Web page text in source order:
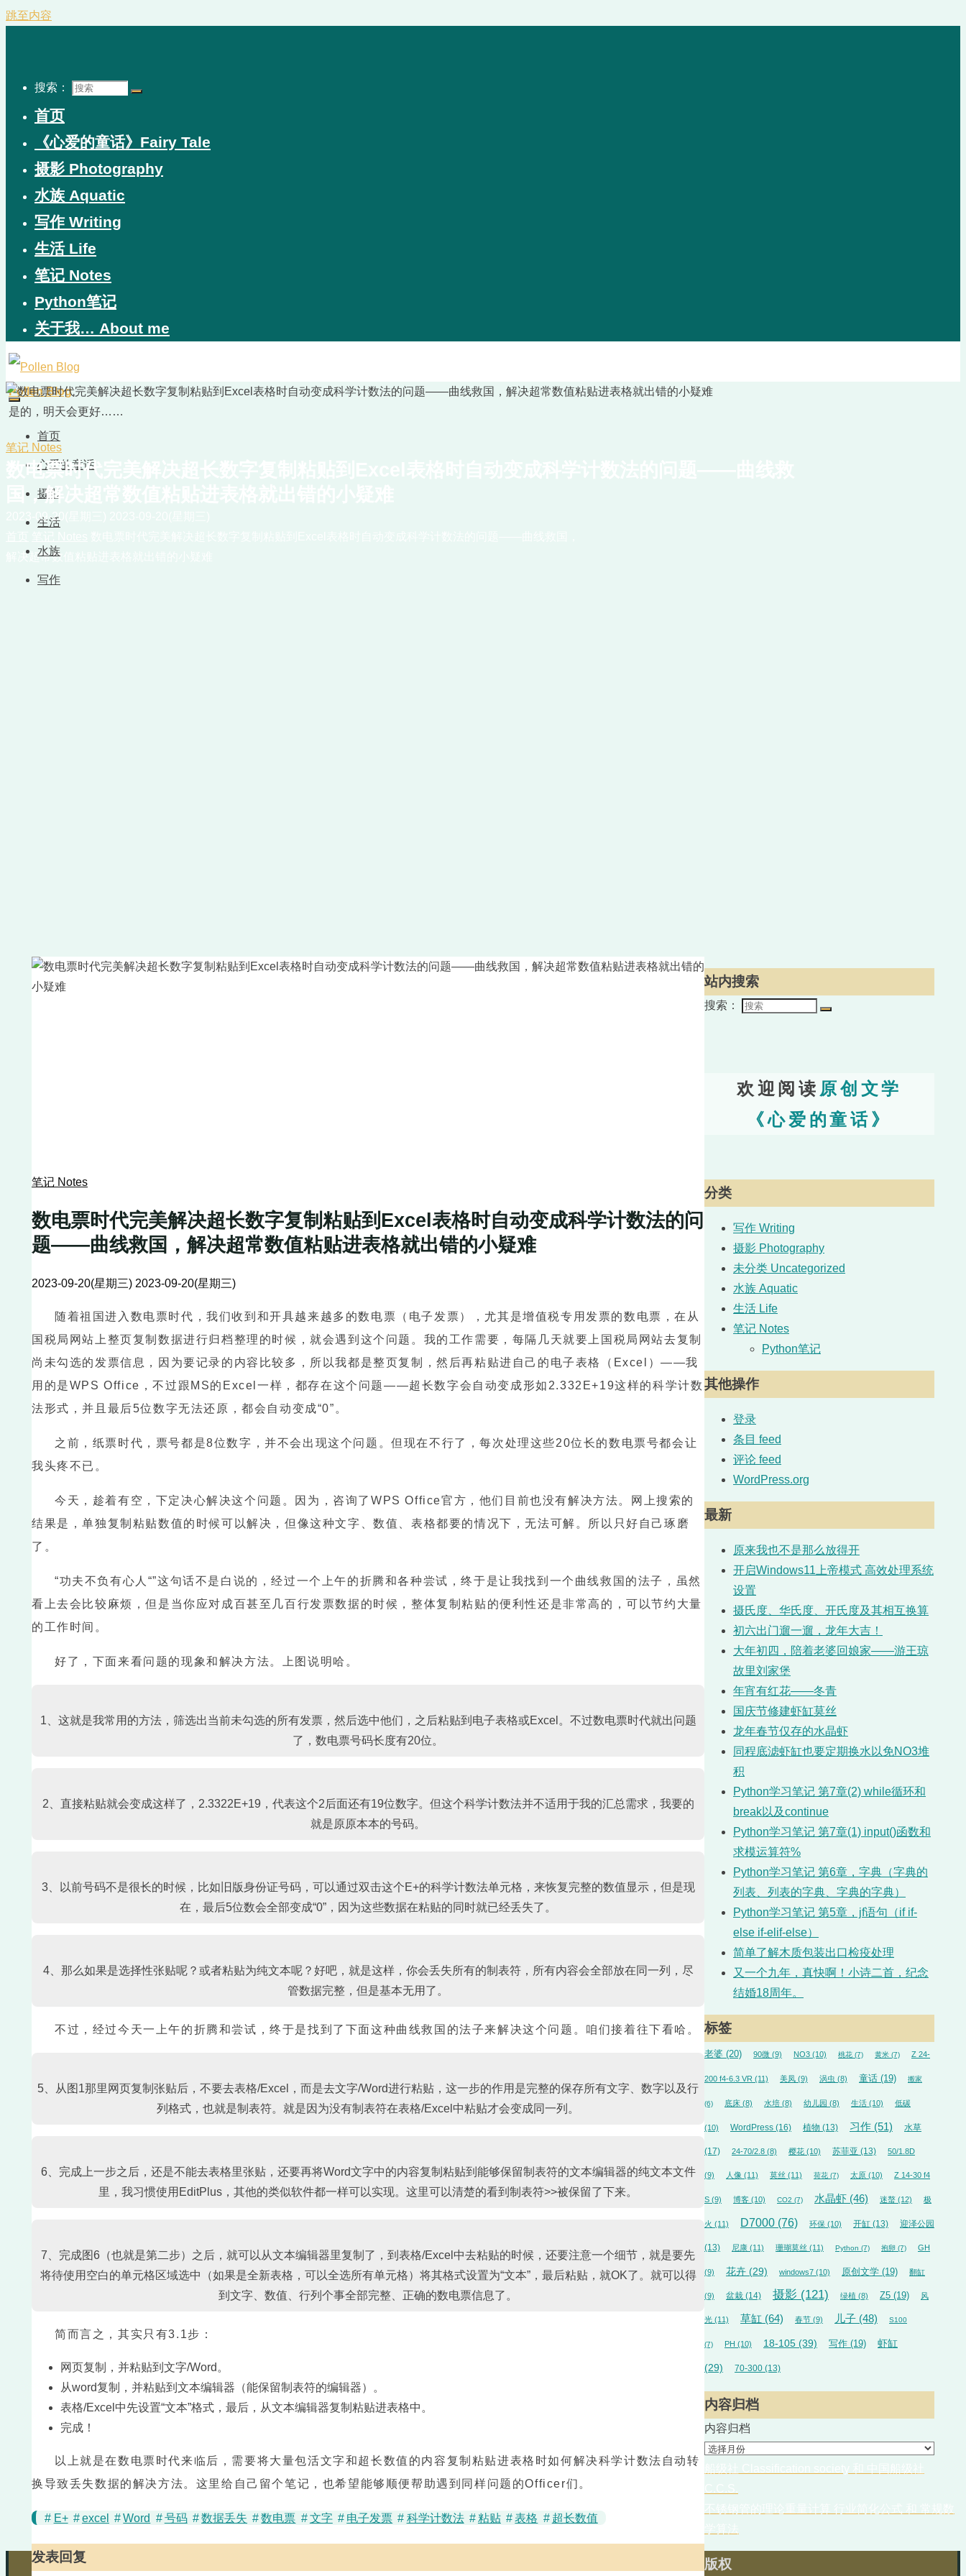
跳至内容
搜索：
首页
《心爱的童话》Fairy Tale
摄影 Photography
水族 Aquatic
写作 Writing
生活 Life
笔记 Notes
Python笔记
关于我… About me
Pollen Blog
是的，明天会更好……
首页
心爱的童话
摄影
生活
水族
写作
笔记 Notes
数电票时代完美解决超长数字复制粘贴到Excel表格时自动变成科学计数法的问题——曲线救
国，解决超常数值粘贴进表格就出错的小疑难
2023-09-20(星期三)
解决超常数值粘贴进表格就出错的小疑难
笔记 Notes
数电票时代完美解决超长数字复制粘贴到Excel表格时自动变成科学计数法的问
题——曲线救国，解决超常数值粘贴进表格就出错的小疑难
2023-09-20(星期三) 2023-09-20(星期三)
随着祖国进入数电票时代，我们收到和开具越来越多的数电票（电子发票），尤其是增值税专用发票的数电票，在从
国税局网站上整页复制数据进行归档整理的时候，就会遇到这个问题。我的工作需要，每隔几天就要上国税局网站去复制
尚未勾选的发票信息，因为要记录的内容比较多，所以我都是整页复制，然后再粘贴进自己的电子表格（Excel）——我
用的是WPS Office，不过跟MS的Excel一样，都存在这个问题——超长数字会自动变成形如2.332E+19这样的科学计数
法形式，并且最后5位数字无法还原，都会自动变成“0”。
之前，纸票时代，票号都是8位数字，并不会出现这个问题。但现在不行了，每次处理这些20位长的数电票号都会让
我头疼不已。
今天，趁着有空，下定决心解决这个问题。因为，咨询了WPS Office官方，他们目前也没有解决方法。网上搜索的
结果是，单独复制粘贴数值的时候可以解决，但像这种文字、数值、表格都要的情况下，无法可解。所以只好自己琢磨
了。
“功夫不负有心人“”这句话不是白说的，经过一个上午的折腾和各种尝试，终于是让我找到一个曲线救国的法子，虽然
看上去会比较麻烦，但是当你应对成百甚至几百行发票数据的时候，整体复制粘贴的便利性还是非常高的，可以节约大量
的工作时间。
好了，下面来看问题的现象和解决方法。上图说明哈。
1、这就是我常用的方法，筛选出当前未勾选的所有发票，然后选中他们，之后粘贴到电子表格或Excel。不过数电票时代就出问题
了，数电票号码长度有20位。
2、直接粘贴就会变成这样了，2.3322E+19，代表这个2后面还有19位数字。但这个科学计数法并不适用于我的汇总需求，我要的
就是原原本本的号码。
3、以前号码不是很长的时候，比如旧版身份证号码，可以通过双击这个E+的科学计数法单元格，来恢复完整的数值显示，但是现
在，最后5位数会全部变成“0”，因为这些数据在粘贴的同时就已经丢失了。
4、那么如果是选择性张贴呢？或者粘贴为纯文本呢？好吧，就是这样，你会丢失所有的制表符，所有内容会全部放在同一列，尽
管数据完整，但是基本无用了。
不过，经过今天一上午的折腾和尝试，终于是找到了下面这种曲线救国的法子来解决这个问题。咱们接着往下看哈。
5、从图1那里网页复制张贴后，不要去表格/Excel，而是去文字/Word进行粘贴，这一步的作用是完整的保存所有文字、数字以及行
列格式，也就是制表符。就是因为没有制表符在表格/Excel中粘贴才会变成同一列。
6、完成上一步之后，还是不能去表格里张贴，还要再将Word文字中的内容复制粘贴到能够保留制表符的文本编辑器的纯文本文件
里，我习惯使用EditPlus，其他的类似软件都一样可以实现。这里可以清楚的看到制表符>>被保留了下来。
7、完成图6（也就是第二步）之后，就可以从文本编辑器里复制了，到表格/Excel中去粘贴的时候，还要注意一个细节，就是要先
将待使用空白的单元格区域选中（如果是全新表格，可以全选所有单元格）将其格式设置为“文本”，最后粘贴，就OK了。就可以得
到文字、数值、行列个事全部完整、正确的数电票信息了。
简而言之，其实只有3.1步：
网页复制，并粘贴到文字/Word。
从word复制，并粘贴到文本编辑器（能保留制表符的编辑器）。
表格/Excel中先设置“文本”格式，最后，从文本编辑器复制粘贴进表格中。
完成！
以上就是在数电票时代来临后，需要将大量包活文字和超长数值的内容复制粘贴进表格时如何解决科学计数法自动转
换导致丢失数据的解决方法。这里给自己留个笔记，也希望能够顺便帮助遇到同样问题的Officer们。
# E+ #excel #Word # 号码 #数据丢失 # 数电票 #文字 # 电子发票 # 科学计数法 #粘贴 #表格 # 超长数值
发表回复
站内搜索
搜索：
欢迎阅读 原创文学
《心爱的童话》
分类
写作 Writing
摄影 Photography
未分类 Uncategorized
水族 Aquatic
生活 Life
笔记 Notes
Python笔记
其他操作
登录
条目 feed
评论 feed
WordPress.org
最新
原来我也不是那么放得开
开启Windows11上帝模式 高效处理系统
设置
摄氏度、华氏度、开氏度及其相互换算
初六出门遛一遛，龙年大吉！
大年初四，陪着老婆回娘家——游王琼
故里刘家堡
年宵有红花——冬青
国庆节修建虾缸莫丝
龙年春节仅存的水晶虾
同程底滤虾缸也要定期换水以免NO3堆
积
Python学习笔记 第7章(2) while循环和
break以及continue
Python学习笔记 第7章(1) input()函数和
求模运算符%
Python学习笔记 第6章，字典（字典的
列表、列表的字典、字典的字典）
Python学习笔记 第5章，jf语句（if if-
else if-elif-else）
简单了解木质包装出口检疫处理
又一个九年，真快啊！小诗二首，纪念
结婚18周年。
标签
老婆 (20) 90微 (9) NO3 (10) 桃花 (7) 黄米 (7) Z 24-
200 f4-6.3 VR (11) 美凤 (9) 涡虫 (8) 童话 (19) 搬家
(6) 底床 (8) 水培 (8) 幼儿园 (8) 生活 (10) 低碳
(10) WordPress (16) 植物 (13) 习作 (51) 水草
(17) 24-70/2.8 (8) 樱花 (10) 苏菲亚 (13) 50/1.8D
(9) 人像 (11) 莫丝 (11) 荷花 (7) 太原 (10) Z 14-30 f4
S (9) 博客 (10) CO2 (7) 水晶虾 (46) 迷螯 (12) 极
火 (11) D7000 (76) 环保 (10) 开缸 (13) 迎泽公园
(13) 尼康 (11) 珊瑚莫丝 (11) Python (7) 抱卵 (7) GH
(9) 花卉 (29) windows7 (10) 原创文学 (19) 翻缸
(9) 盆栽 (14) 摄影 (121) 绿植 (8) Z5 (19) 风
光 (11) 草缸 (64) 春节 (9) 儿子 (48) S100
(7) PH (10) 18-105 (39) 写作 (19) 虾缸
(29) 70-300 (13)
内容归档
内容归档
版权